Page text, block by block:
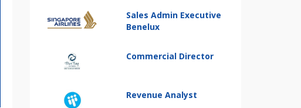
Sales Admin Executive
Benelux
Commercial Director
Revenue Analyst